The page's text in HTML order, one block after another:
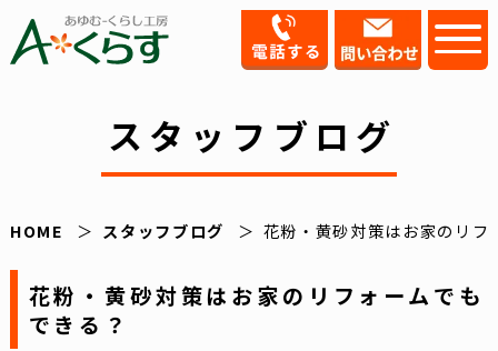
スタッフブログ
HOME スタッフブログ 花粉・黄砂対策はお家のリフ
花粉・黄砂対策はお家のリフォームでも
できる？